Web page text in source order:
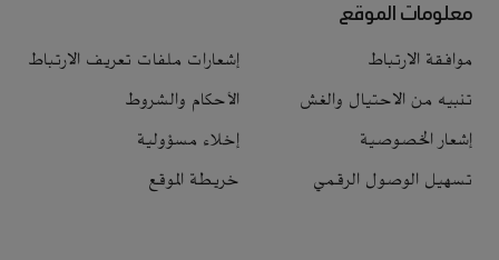
معلومات الموقع
موافقة الارتباط
إشعارات ملفات تعريف الارتباط
تنبيه من الاحتيال والغش
الأحكام والشروط
إشعار الخصوصية
إخلاء مسؤولية
تسهيل الوصول الرقمي
خريطة الموقع